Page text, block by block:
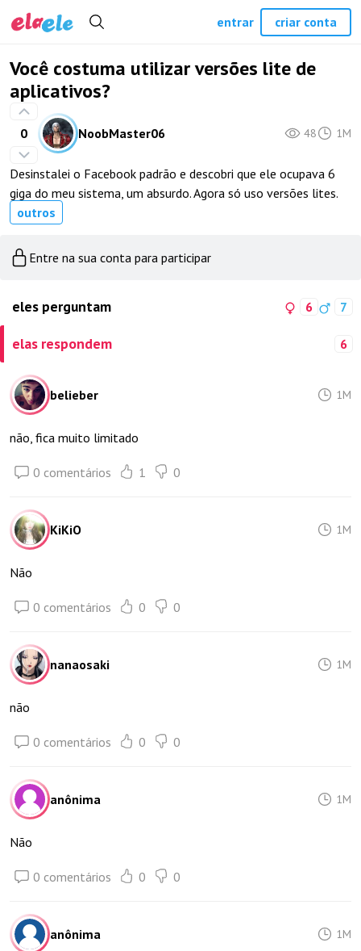
Você costuma utilizar versões lite de
aplicativos?
0 NoobMaster06 48 1M
Desinstalei o Facebook padrão e descobri que ele ocupava 6
giga do meu sistema, um absurdo. Agora só uso versões lites.
outros
Entre na sua conta para participar
eles perguntam 6 7
elas respondem 6
belieber 1M
não, fica muito limitado
0 comentários 1 0
KiKiO 1M
Não
0 comentários 0 0
nanaosaki 1M
não
0 comentários 0 0
anônima 1M
Não
0 comentários 0 0
anônima 1M
entrar criar conta